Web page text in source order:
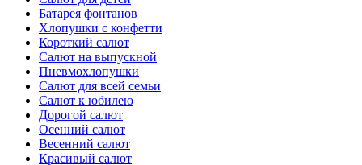
Батарея фонтанов
Хлопушки с конфетти
Короткий салют
Салют на выпускной
Пневмохлопушки
Салют для всей семьи
Салют к юбилею
Дорогой салют
Осенний салют
Весенний салют
Красивый салют